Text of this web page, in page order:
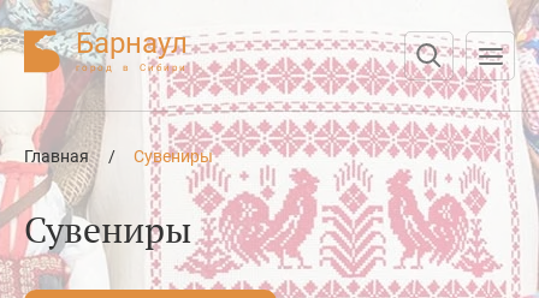
Барнаул
город в Сибири
Нажмите Enter для поиска или Esc для отмены
Главная
/ Сувениры
Сувениры